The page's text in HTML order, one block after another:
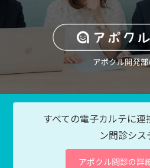
すべての電子カルテに
ン問診シス
アポクル問診の詳